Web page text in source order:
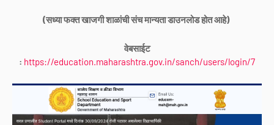
(सध्या फक्त खाजगी शाळांची संच मान्यता डाउनलोड होत आहे)
वेबसाईट
: https://education.maharashtra.gov.in/sanch/users/login/7